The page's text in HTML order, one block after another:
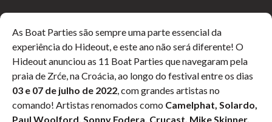
As Boat Parties são sempre uma parte essencial da
experiência do Hideout, e este ano não será diferente! O
Hideout anunciou as 11 Boat Parties que navegaram pela
praia de Zrće, na Croácia, ao longo do festival entre os dias
03 e 07 de julho de 2022, com grandes artistas no
comando! Artistas renomados como Camelphat, Solardo,
Paul Woolford, Sonny Fodera, Crucast, Mike Skinner,